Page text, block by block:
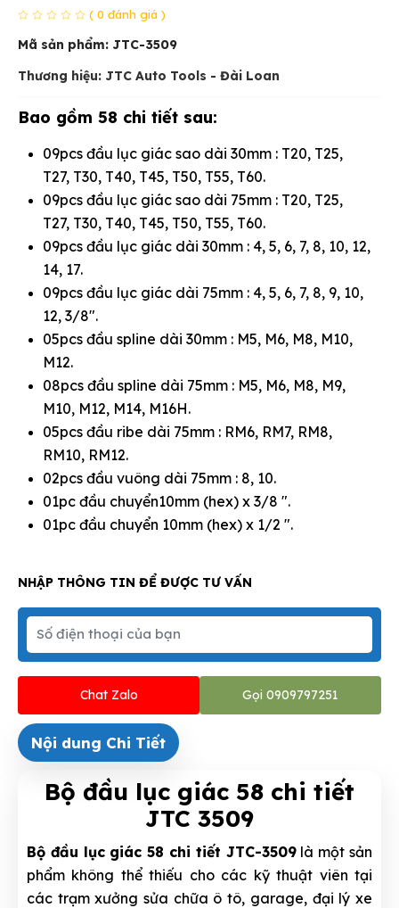
( 0 đánh giá )
Mã sản phẩm: JTC-3509
Thương hiệu: JTC Auto Tools - Đài Loan
Bao gồm 58 chi tiết sau:
09pcs đầu lục giác sao dài 30mm : T20, T25,
T27, T30, T40, T45, T50, T55, T60.
09pcs đầu lục giác sao dài 75mm : T20, T25,
T27, T30, T40, T45, T50, T55, T60.
09pcs đầu lục giác dài 30mm : 4, 5, 6, 7, 8, 10, 12,
14, 17.
09pcs đầu lục giác dài 75mm : 4, 5, 6, 7, 8, 9, 10,
12, 3/8".
05pcs đầu spline dài 30mm : M5, M6, M8, M10,
M12.
08pcs đầu spline dài 75mm : M5, M6, M8, M9,
M10, M12, M14, M16H.
05pcs đầu ribe dài 75mm : RM6, RM7, RM8,
RM10, RM12.
02pcs đầu vuông dài 75mm : 8, 10.
01pc đầu chuyển10mm (hex) x 3/8 ".
01pc đầu chuyển 10mm (hex) x 1/2 ".
NHẬP THÔNG TIN ĐỂ ĐƯỢC TƯ VẤN
Chat Zalo Gọi 0909797251
Nội dung Chi Tiết
Bộ đầu lục giác 58 chi tiết
JTC 3509
Bộ đầu lục giác 58 chi tiết JTC-3509là một sản
phẩm không thể thiếu cho các kỹ thuật viên tại
các trạm xưởng sửa chữa ô tô, garage, đại lý xe